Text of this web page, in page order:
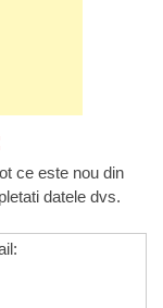
ce este nou din
datele dvs.